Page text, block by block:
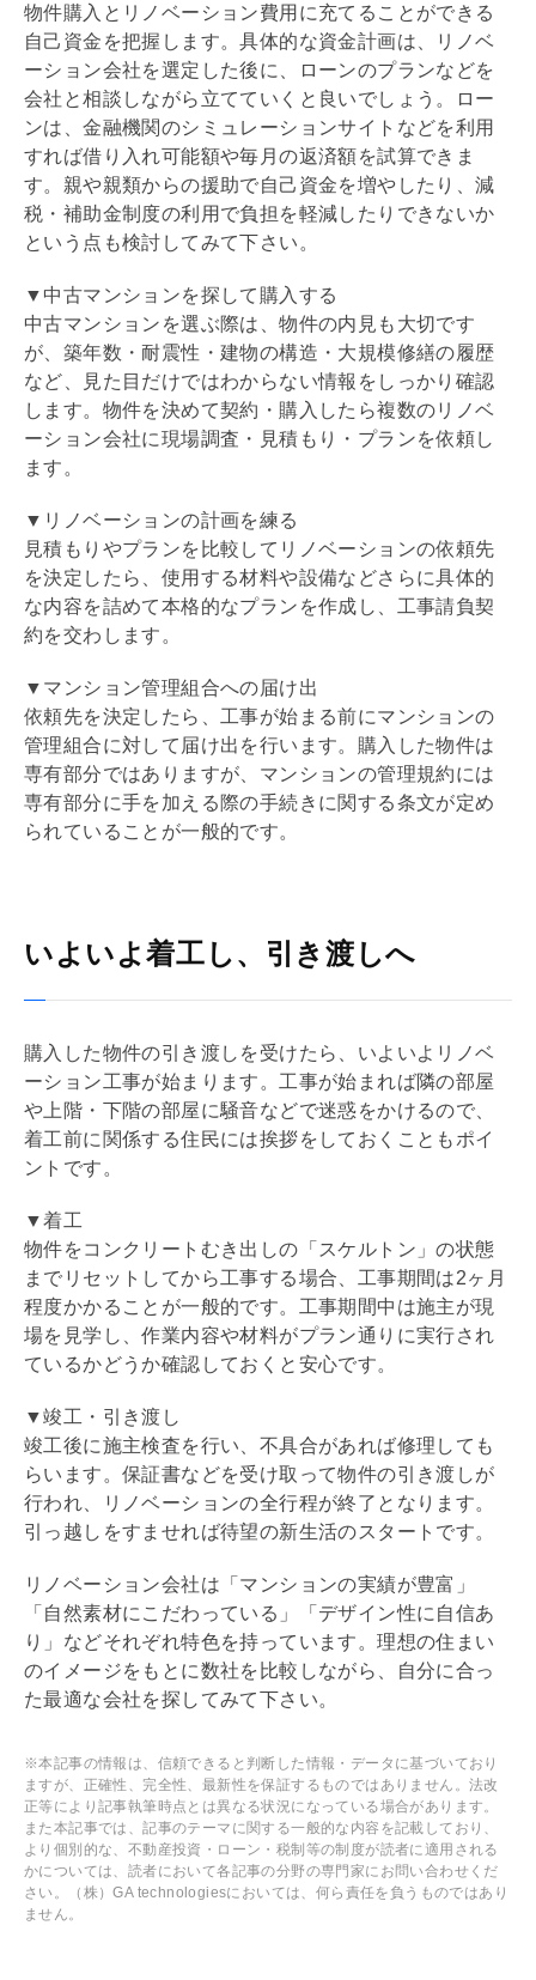
物件購入と リノベーション費用に充てることができる
自己資金を把握します。具体的な資金計画は、
リノベ
ーション会社を選定した後に、ローンのプランなどを
会社と相談しながら立てていくと良いでしょう。ロー
ンは、金融機関のシミュレーションサイトなどを利用
すれば借り入れ可能額や毎月の返済額を試算できま
す。親や親類からの援助で自己資金を増やしたり、減
税・補助金制度の利用で負担を軽減したりできないか
という点も検討してみて下さい。
▼中古マンションを探して購入する
中古マンションを選ぶ際は、物件の内見 も大切です
が、 築年数 ・耐震性・建物の構造・大規模修繕の履歴
など、見た目だけではわからない情報をしっかり確認
します。物件を決めて契約・購入したら複数のリノベ
ーション会社に現場調査・見積もり・プランを依頼し
ます。
▼リノベーションの計画を練る
見積もりやプランを比較して リノベーションの依頼先
を決定したら、使用する材料や設備などさらに具体的
な内容を詰めて本格的なプランを作成し、工事請負契
約を交わします。
▼マンション管理組合への届け出
依頼先を決定したら、工事が始まる前にマンションの
管理組合に対して届け出を行います。購入した物件は
専有部分ではありますが、マンションの管理規約には
専有部分に手を加える際の手続きに関する条文が定め
られていることが一般的です。
いよいよ着工し、引き渡しへ
購入した物件の引き渡しを受けたら、いよいよ リノベ
ーション工事が始まります。工事が始まれば隣の部屋
や上階・下階の部屋に騒音などで迷惑をかけるので、
着工前に関係する住民には挨拶をしておくこともポイ
ントです。
▼着工
物件をコンクリートむき出しの「スケルトン」の状態
までリセットしてから工事する場合、工事期間は2ヶ月
程度かかることが一般的です。工事期間中は施主が現
場を見学し、作業内容や材料がプラン通りに実行され
ているかどうか確認しておくと安心です。
▼竣工・引き渡し
竣工後に施主検査を行い、不具合があれば修理しても
らいます。保証書などを受け取って物件の引き渡しが
行われ、
リノベーションの全行程が終了となります。
引っ越しをすませれば待望の新生活のスタートです。
リノベーション会社は「マンションの実績が豊富」
「自然素材にこだわっている」「デザイン性に自信あ
り」などそれぞれ特色を持っています。理想の住まい
のイメージをもとに数社を比較しながら、自分に合っ
た最適な会社を探してみて下さい。
※本記事の情報は、信頼できると判断した情報・データに基づいており
ますが、正確性、完全性、最新性を保証するものではありません。法改
正等により記事執筆時点とは異なる状況になっている場合があります。
また本記事では、記事のテーマに関する一般的な内容を記載しており、
より個別的な、不動産投資・ローン・税制等の制度が読者に適用される
かについては、読者において各記事の分野の専門家にお問い合わせくだ
さい。（株）GA technologiesにおいては、何ら責任を負うものではあり
ません。